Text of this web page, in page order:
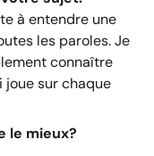
à entendre une
les paroles. Je
connaître
joue sur chaque
le mieux?